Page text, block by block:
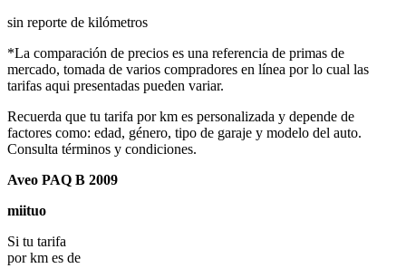
sin reporte de kilómetros
*La comparación de precios es una referencia de primas de
mercado, tomada de varios compradores en línea por lo cual las
tarifas aqui presentadas pueden variar.
Recuerda que tu tarifa por km es personalizada y depende de
factores como: edad, género, tipo de garaje y modelo del auto.
Consulta términos y condiciones.
Aveo PAQ B 2009
miituo
Si tu tarifa
por km es de